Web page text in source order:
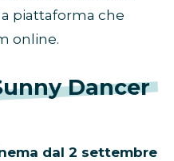
piattaforma che
online.
Dancer
dal 2 settembre